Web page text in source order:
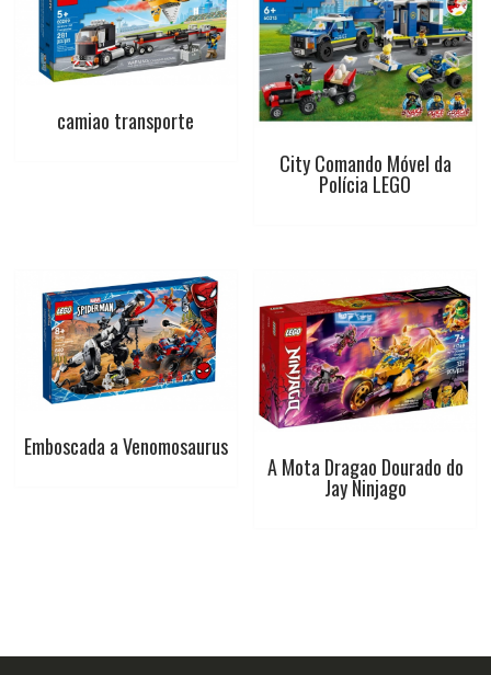
camiao transporte
City Comando Móvel da
Polícia LEGO
Emboscada a Venomosaurus
A Mota Dragao Dourado do
Jay Ninjago